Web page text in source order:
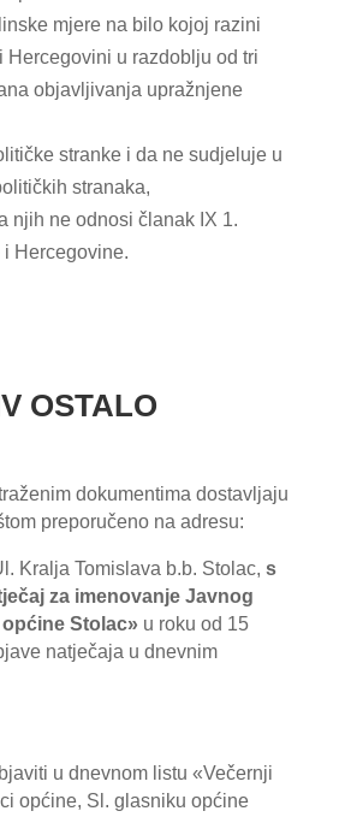
mjere na bilo kojoj razini
Hercegovini u razdoblju od tri
objavljivanja upražnjene
stranke i da ne sudjeluje u
stranaka,
njih ne odnosi članak IX 1.
Hercegovine.
OSTALO
dokumentima dostavljaju
preporučeno na adresu:
Kralja Tomislava b.b. Stolac, s
za imenovanje Javnog
Stolac» u roku od 15
natječaja u dnevnim
u dnevnom listu «Večernji
općine, Sl. glasniku općine